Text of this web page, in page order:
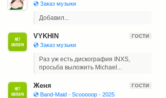
💿 Заказ музыки
Добавил...
VYKHIN ГОСТИ
💿 Заказ музыки
Раз уж есть дискография INXS,
просьба выложить Michael...
Женя ГОСТИ
💿 Band-Maid - Scooooop - 2025